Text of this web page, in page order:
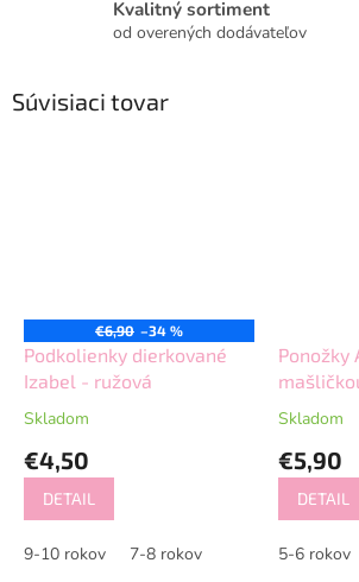
Kvalitný sortiment
od overených dodávateľov
Súvisiaci tovar
€6,90 –34 %
Podkolienky dierkované
Izabel - ružová
Skladom
€4,50
DETAIL
9-10 rokov 7-8 rokov
Ponožky
Skladom
€5,90
DETAIL
5-6 rokov